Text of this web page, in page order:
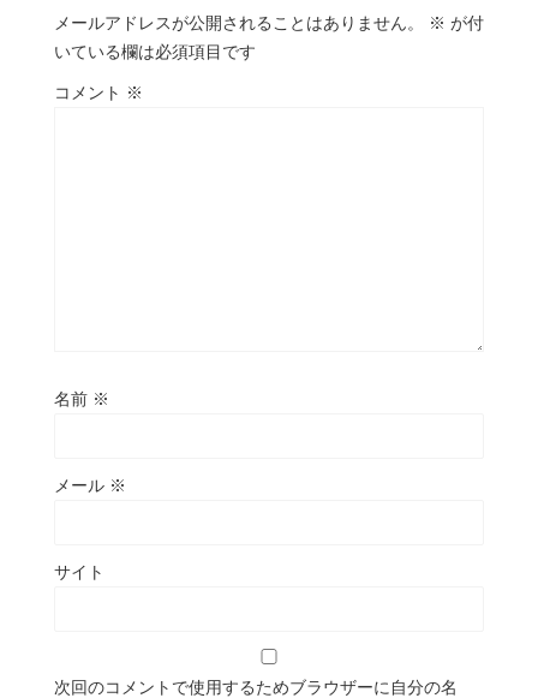
メールアドレスが公開されることはありません。 ※ が付
いている欄は必須項目です
コメント ※
名前 ※
メール ※
サイト
次回のコメントで使用するためブラウザーに自分の名